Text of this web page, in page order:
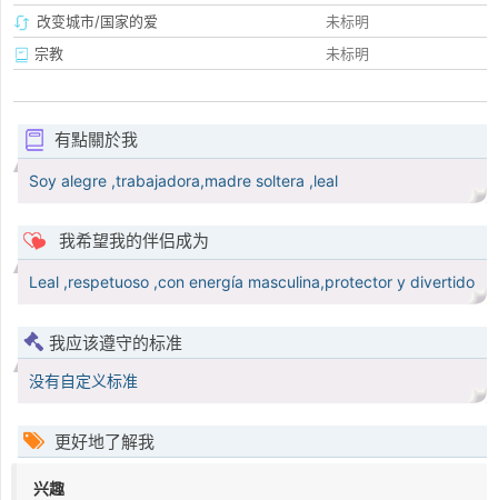
改变城市/国家的爱
未标明
宗教
未标明
有點關於我
Soy alegre ,trabajadora,madre soltera ,leal
我希望我的伴侣成为
Leal ,respetuoso ,con energía masculina,protector y divertido
我应该遵守的标准
没有自定义标准
更好地了解我
兴趣